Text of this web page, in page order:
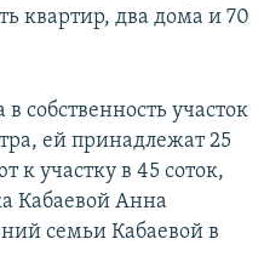
квартир, два дома и 70
собственность участок
ей принадлежат 25
к участку в 45 соток,
Кабаевой Анна
семьи Кабаевой в